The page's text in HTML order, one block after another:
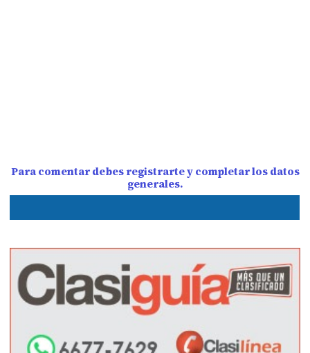
Para comentar debes registrarte y completar los datos
generales.